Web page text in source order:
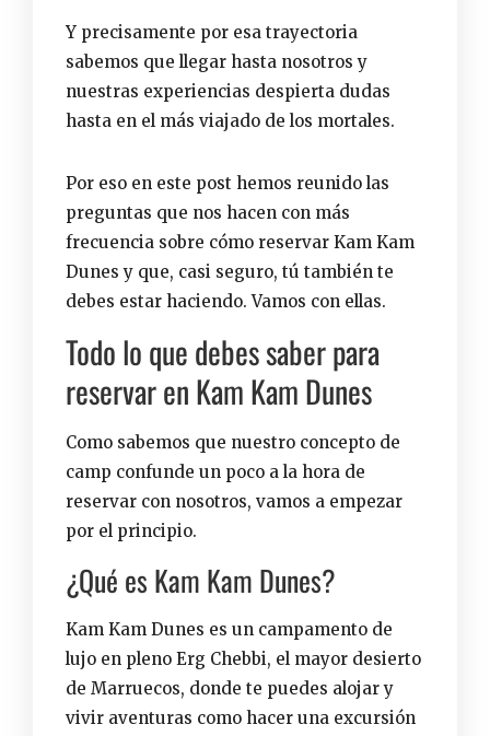
Y precisamente por esa trayectoria
sabemos que llegar hasta nosotros y
nuestras experiencias despierta dudas
hasta en el más viajado de los mortales.
Por eso en este post hemos reunido las
preguntas que nos hacen con más
frecuencia sobre cómo reservar Kam Kam
Dunes y que, casi seguro, tú también te
debes estar haciendo. Vamos con ellas.
Todo lo que debes saber para
reservar en Kam Kam Dunes
Como sabemos que nuestro concepto de
camp confunde un poco a la hora de
reservar con nosotros, vamos a empezar
por el principio.
¿Qué es Kam Kam Dunes?
Kam Kam Dunes es un campamento de
lujo en pleno Erg Chebbi, el mayor desierto
de Marruecos, donde te puedes alojar y
vivir aventuras como hacer una excursión